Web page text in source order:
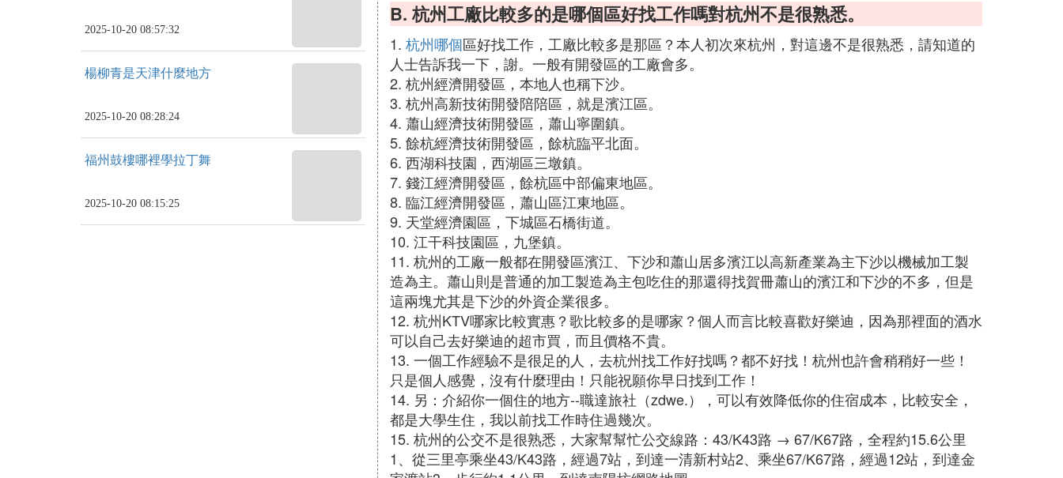
2025-10-20 08:57:32
楊柳青是天津什麼地方
2025-10-20 08:28:24
福州鼓樓哪裡學拉丁舞
2025-10-20 08:15:25
B. 杭州工廠比較多的是哪個區好找工作嗎對杭州不是很熟悉。
1. 杭州哪個區好找工作，工廠比較多是那區？本人初次來杭州，對這邊不是很熟悉，請知道的
人士告訴我一下，謝。一般有開發區的工廠會多。
2. 杭州經濟開發區，本地人也稱下沙。
3. 杭州高新技術開發陪陪區，就是濱江區。
4. 蕭山經濟技術開發區，蕭山寧圍鎮。
5. 餘杭經濟技術開發區，餘杭臨平北面。
6. 西湖科技園，西湖區三墩鎮。
7. 錢江經濟開發區，餘杭區中部偏東地區。
8. 臨江經濟開發區，蕭山區江東地區。
9. 天堂經濟園區，下城區石橋街道。
10. 江干科技園區，九堡鎮。
11. 杭州的工廠一般都在開發區濱江、下沙和蕭山居多濱江以高新產業為主下沙以機械加工製
造為主。蕭山則是普通的加工製造為主包吃住的那還得找賀冊蕭山的濱江和下沙的不多，但是
這兩塊尤其是下沙的外資企業很多。
12. 杭州KTV哪家比較實惠？歌比較多的是哪家？個人而言比較喜歡好樂迪，因為那裡面的酒水
可以自己去好樂迪的超市買，而且價格不貴。
13. 一個工作經驗不是很足的人，去杭州找工作好找嗎？都不好找！杭州也許會稍稍好一些！
只是個人感覺，沒有什麼理由！只能祝願你早日找到工作！
14. 另：介紹你一個住的地方--職達旅社（zdwe.），可以有效降低你的住宿成本，比較安全，
都是大學生住，我以前找工作時住過幾次。
15. 杭州的公交不是很熟悉，大家幫幫忙公交線路：43/K43路 → 67/K67路，全程約15.6公里
1、從三里亭乘坐43/K43路，經過7站，到達一清新村站2、乘坐67/K67路，經過12站，到達金